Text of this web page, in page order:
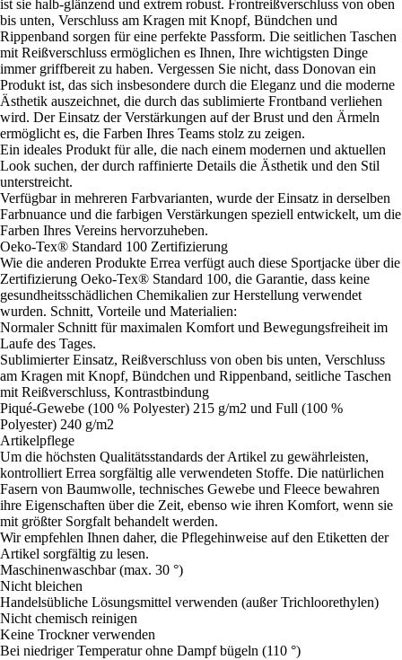
ist sie halb-glänzend und extrem robust. Frontreißverschluss von oben
bis unten, Verschluss am Kragen mit Knopf, Bündchen und
Rippenband sorgen für eine perfekte Passform. Die seitlichen Taschen
mit Reißverschluss ermöglichen es Ihnen, Ihre wichtigsten Dinge
immer griffbereit zu haben. Vergessen Sie nicht, dass Donovan ein
Produkt ist, das sich insbesondere durch die Eleganz und die moderne
Ästhetik auszeichnet, die durch das sublimierte Frontband verliehen
wird. Der Einsatz der Verstärkungen auf der Brust und den Ärmeln
ermöglicht es, die Farben Ihres Teams stolz zu zeigen.
Ein ideales Produkt für alle, die nach einem modernen und aktuellen
Look suchen, der durch raffinierte Details die Ästhetik und den Stil
unterstreicht.
Verfügbar in mehreren Farbvarianten, wurde der Einsatz in derselben
Farbnuance und die farbigen Verstärkungen speziell entwickelt, um die
Farben Ihres Vereins hervorzuheben.
Oeko-Tex® Standard 100 Zertifizierung
Wie die anderen Produkte Errea verfügt auch diese Sportjacke über die
Zertifizierung Oeko-Tex® Standard 100, die Garantie, dass keine
gesundheitsschädlichen Chemikalien zur Herstellung verwendet
wurden. Schnitt, Vorteile und Materialien:
Normaler Schnitt für maximalen Komfort und Bewegungsfreiheit im
Laufe des Tages.
Sublimierter Einsatz, Reißverschluss von oben bis unten, Verschluss
am Kragen mit Knopf, Bündchen und Rippenband, seitliche Taschen
mit Reißverschluss, Kontrastbindung
Piqué-Gewebe (100 % Polyester) 215 g/m2 und Full (100 %
Polyester) 240 g/m2
Artikelpflege
Um die höchsten Qualitätsstandards der Artikel zu gewährleisten,
kontrolliert Errea sorgfältig alle verwendeten Stoffe. Die natürlichen
Fasern von Baumwolle, technisches Gewebe und Fleece bewahren
ihre Eigenschaften über die Zeit, ebenso wie ihren Komfort, wenn sie
mit größter Sorgfalt behandelt werden.
Wir empfehlen Ihnen daher, die Pflegehinweise auf den Etiketten der
Artikel sorgfältig zu lesen.
Maschinenwaschbar (max. 30 °)
Nicht bleichen
Handelsübliche Lösungsmittel verwenden (außer Trichloorethylen)
Nicht chemisch reinigen
Keine Trockner verwenden
Bei niedriger Temperatur ohne Dampf bügeln (110 °)